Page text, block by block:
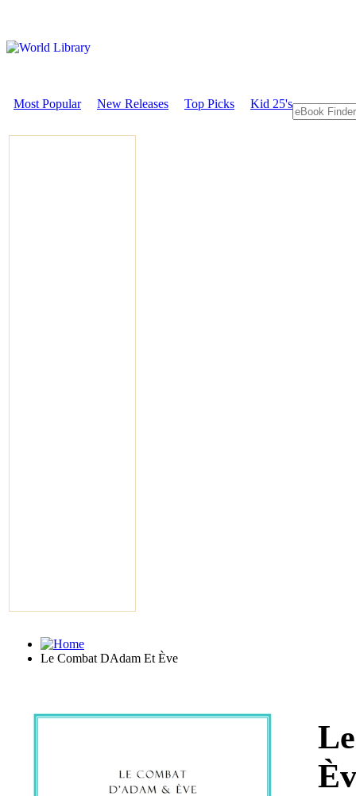
Most Popular New Releases Top Picks Kid 25's
Le Combat DAdam Et Ève
Download